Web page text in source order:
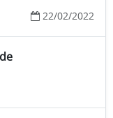
22/02/2022